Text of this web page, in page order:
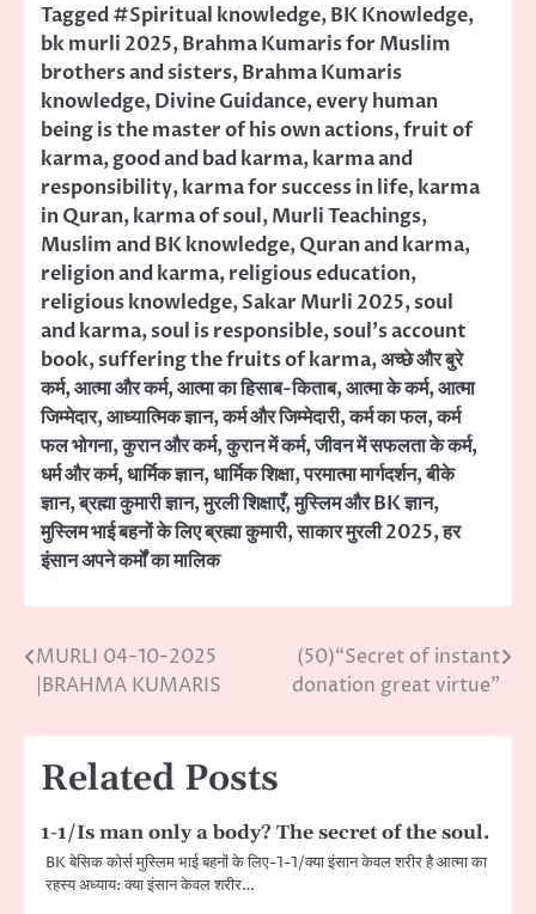
Tagged#Spiritual knowledge,BK Knowledge,
bk murli 2025,Brahma Kumaris for Muslim
brothers and sisters,Brahma Kumaris
knowledge,Divine Guidance,every human
being is the master of his own actions,fruit of
karma,good and bad karma,karma and
responsibility,karma for success in life,karma
in Quran,karma of soul,Murli Teachings,
Muslim and BK knowledge,Quran and karma,
religion and karma,religious education,
religious knowledge,Sakar Murli 2025,soul
and karma,soul is responsible,soul's account
book,suffering the fruits of karma,अच्छे और बुरे
कर्म,आत्मा और कर्म,आत्मा का हिसाब-किताब,आत्मा के कर्म,आत्मा
जिम्मेदार,आध्यात्मिक ज्ञान,कर्म और जिम्मेदारी,कर्म का फल,कर्म
फल भोगना,कुरान और कर्म,कुरान में कर्म,जीवन में सफलता के कर्म,
धर्म और कर्म,धार्मिक ज्ञान,धार्मिक शिक्षा,परमात्मा मार्गदर्शन,बीके
ज्ञान,ब्रह्मा कुमारी ज्ञान,मुरली शिक्षाएँ,मुस्लिम और BK ज्ञान,
मुस्लिम भाई बहनों के लिए ब्रह्मा कुमारी,साकार मुरली 2025,हर
इंसान अपने कर्मों का मालिक
Post
navigation
MURLI 04-10-2025
|BRAHMA KUMARIS
(50)“Secret of instant
donation great virtue”
Related Posts
1-1/Is man only a body? The secret of the soul.
BK बेसिक कोर्स मुस्लिम भाई बहनों के लिए-1-1/क्या इंसान केवल शरीर है आत्मा का
रहस्य अध्याय: क्या इंसान केवल शरीर…